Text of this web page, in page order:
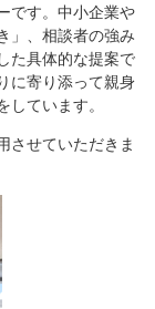
です。中小企業や
」、相談者の強み
た具体的な提案で
に寄り添って親身
ています。
させていただきま